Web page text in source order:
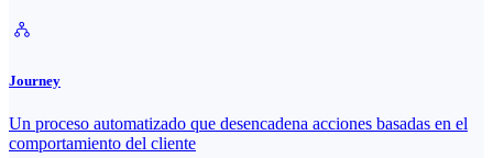
Journey
Un proceso automatizado que desencadena acciones basadas en el
comportamiento del cliente